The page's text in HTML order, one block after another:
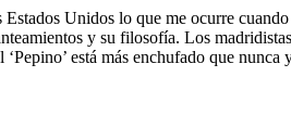
Unidos lo que me ocurre
y su filosofía. Los
está más enchufado que